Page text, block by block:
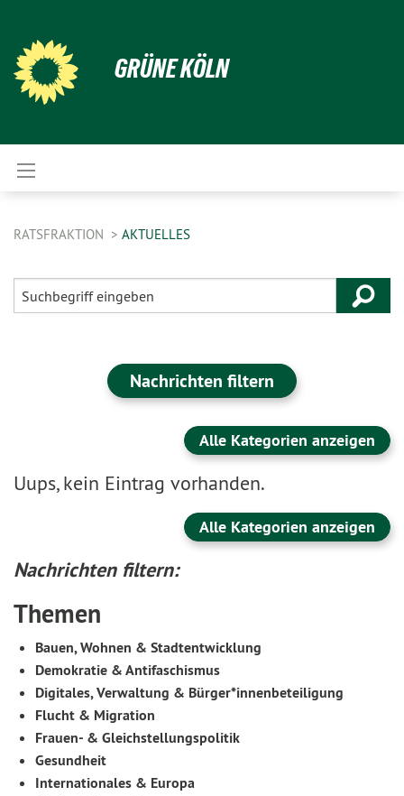
GRÜNE KÖLN
RATSFRAKTION AKTUELLES
Nachrichten filtern
Alle Kategorien anzeigen
Uups, kein Eintrag vorhanden.
Alle Kategorien anzeigen
Nachrichten filtern:
Themen
Bauen, Wohnen & Stadtentwicklung
Demokratie & Antifaschismus
Digitales, Verwaltung & Bürger*innenbeteiligung
Flucht & Migration
Frauen- & Gleichstellungspolitik
Gesundheit
Internationales & Europa